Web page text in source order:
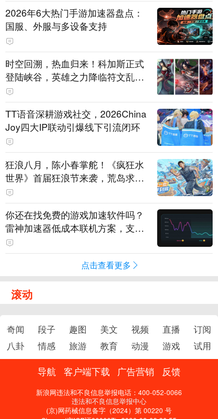
2026年6大热门手游加速器盘点：
国服、外服与多设备支持
时空回溯，热血归来！科加斯正式
登陆峡谷，英雄之力降临符文乱
斗！
TT语音深耕游戏社交，2026China
Joy四大IP联动引爆线下引流闭环
狂浪八月，陈小春掌舵！《疯狂水
世界》首届狂浪节来袭，荒岛求生
直播即将开启
你还在找免费的游戏加速软件吗？
雷神加速器低成本联机方案，支持
免费试用
点击查看更多
滚动
奇闻 段子 趣图 美文 视频 直播
订阅
八卦
情感 旅游 教育 动漫 游戏 试用
导航 客户端下载 广告营销 反馈
新浪网违法和不良信息举报电话：400-052-0066
违法和不良信息举报中心
(京)网药械信息备字（2024）第 00220 号